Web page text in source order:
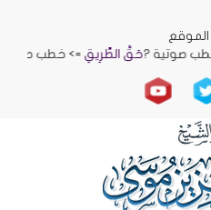
حَقُّ الطَّرِيقِ=> خطب صوتية ? ?